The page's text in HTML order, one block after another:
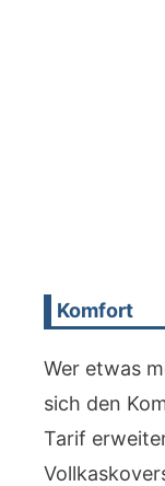
Komfort
Wer etwas
sich den
Tarif